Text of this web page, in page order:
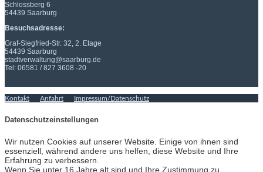
Schlossberg 6
54439 Saarburg
Besuchsadresse:
Graf-Siegfried-Str. 32, 2. Etage
54439 Saarburg
stadtverwaltung@saarburg.de
Tel: 06581 / 827 3608 -20
Kontakt Anfahrt Impressum/Datenschutz
Datenschutzeinstellungen
Wir nutzen Cookies auf unserer Website. Einige von ihnen sind
essenziell, während andere uns helfen, diese Website und Ihre
Erfahrung zu verbessern.
Wenn Sie unter 16 Jahre alt sind und Ihre Zustimmung zu